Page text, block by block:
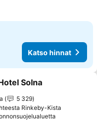
Katso hinnat
Solna
5 329
Rinkeby-Kista